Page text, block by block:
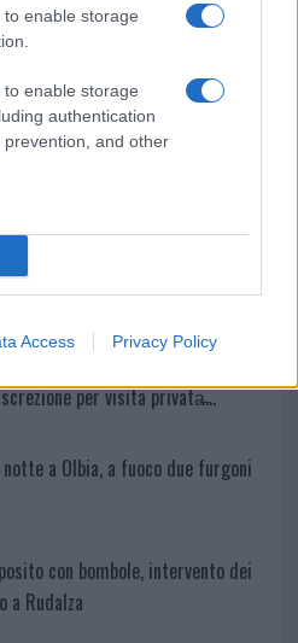
enable storage
enable storage
authentication
and other
Access Privacy Policy
agosto, temperature in calo
ospedale a Catania, ma il tour
Ponte e Alfa: Olbia ombelico del
notte
per visita privata̶…
a Olbia, a fuoco due furgoni
con bombole, intervento dei
a Rudalza